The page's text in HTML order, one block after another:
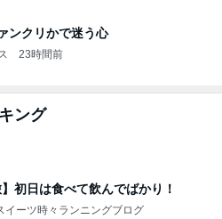
ンクリかで迷う心
23時間前
ング
】初日は食べて飲んでばかり！
イーツ時々ランニングブログ